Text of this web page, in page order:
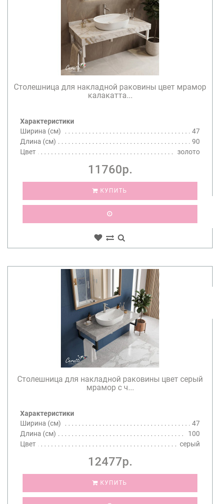
Столешница для накладной раковины цвет мрамор
калакатта...
Характеристики
Ширина (см)
47
Длина (см)
90
Цвет
золото
11760р.
КУПИТЬ
Столешница для накладной раковины цвет серый
мрамор с ч...
Характеристики
Ширина (см)
47
Длина (см)
100
Цвет
серый
12477р.
КУПИТЬ